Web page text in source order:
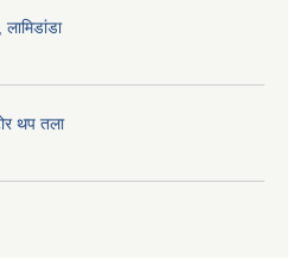
लामिडांडा
थप तला